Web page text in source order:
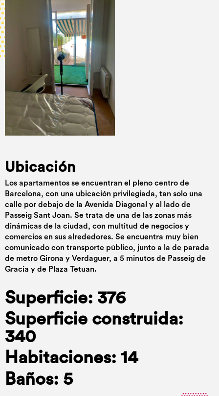
Ubicación
Los apartamentos se encuentran el pleno centro de
Barcelona, con una ubicación privilegiada, tan solo una
calle por debajo de la Avenida Diagonal y al lado de
Passeig Sant Joan. Se trata de una de las zonas más
dinámicas de la ciudad, con multitud de negocios y
comercios en sus alrededores. Se encuentra muy bien
comunicado con transporte público, junto a la de parada
de metro Girona y Verdaguer, a 5 minutos de Passeig de
Gracia y de Plaza Tetuan.
Superficie: 376
Superficie construida:
340
Habitaciones: 14
Baños: 5